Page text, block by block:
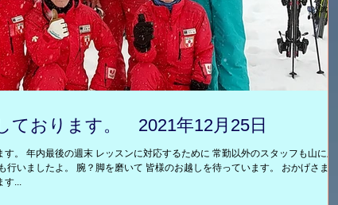
ております。 2021年12月25日
。 年内最後の週末 レッスンに対応するために 常勤以外のスタッフも山に上
行いましたよ。 腕？脚を磨いて 皆様のお越しを待っています。 おかげさまで
す...